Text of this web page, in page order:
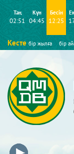
Таң
02:51
Күн
04:45
Бесін
12:25
Кесте бір жылға бір